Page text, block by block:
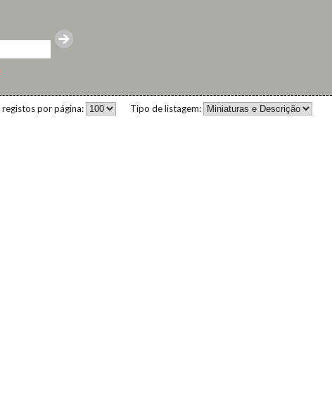
Tipo de listagem:
registos por página: